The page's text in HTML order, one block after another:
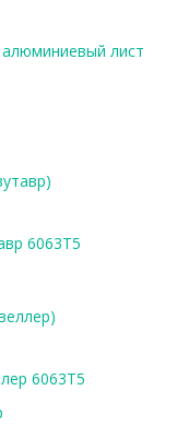
лист
6063Т5
6063Т5